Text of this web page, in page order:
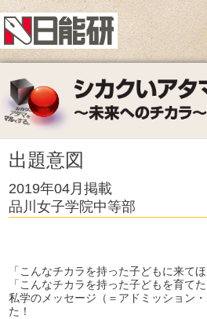
出題意図
2019年04月掲載
品川女子学院中等部
「こんなチカラを持った子どもに来てほ
「こんなチカラを持った子どもを育てた
私学のメッセージ（＝アドミッション
た！